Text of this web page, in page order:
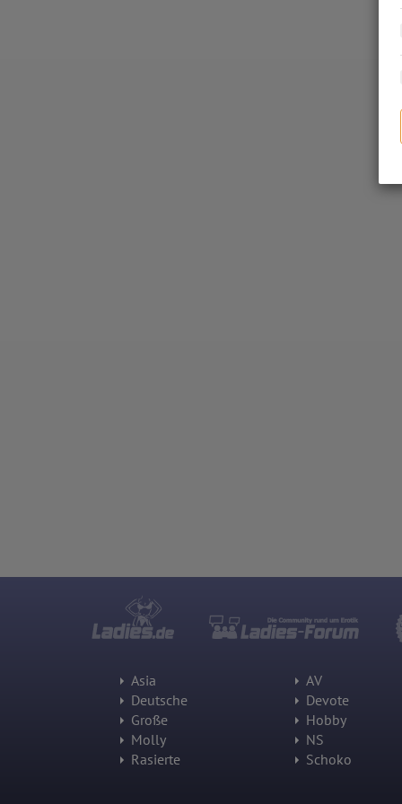
Asia AV
Deutsche
Devote
Große
Hobby
Molly
NS
Rasierte
Schoko